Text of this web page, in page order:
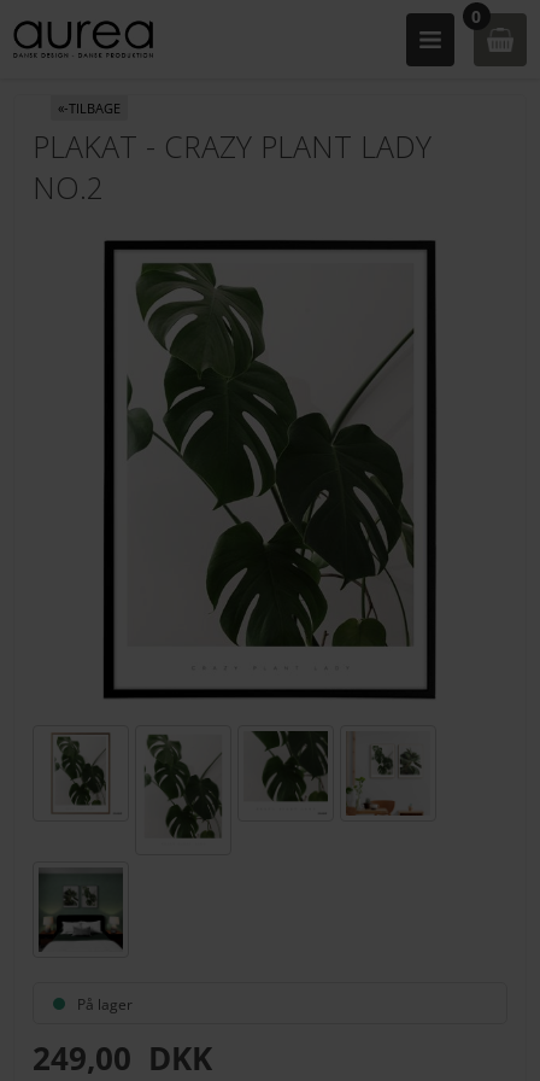
0
«-TILBAGE
PLAKAT - CRAZY PLANT LADY
NO.2
På lager
249,00 DKK